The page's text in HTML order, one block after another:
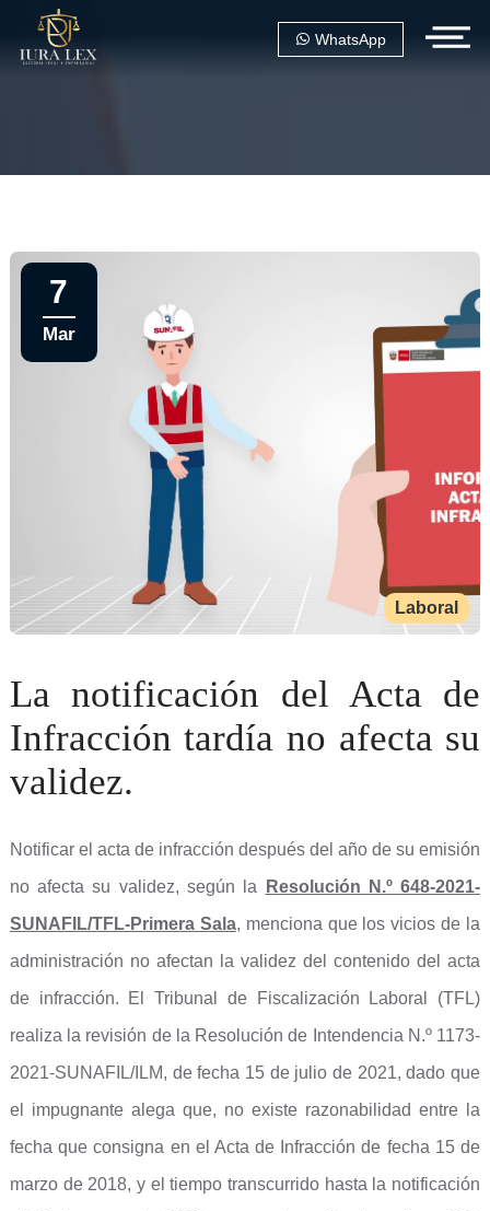
WhatsApp
Laboral
7
Mar
La notificación del Acta de
Infracción tardía no afecta su
validez.
Notificar el acta de infracción después del año de su emisión
no afecta su validez, según la
Resolución N.º 648-2021-
SUNAFIL/TFL-Primera Sala, menciona que los vicios de la
administración no afectan la validez del contenido del acta
de infracción. El Tribunal de Fiscalización Laboral (TFL)
realiza la revisión de la Resolución de Intendencia N.º 1173-
2021-SUNAFIL/ILM, de fecha 15 de julio de 2021, dado que
el impugnante alega que, no existe razonabilidad entre la
fecha que consigna en el Acta de Infracción de fecha 15 de
marzo de 2018, y el tiempo transcurrido hasta la notificación